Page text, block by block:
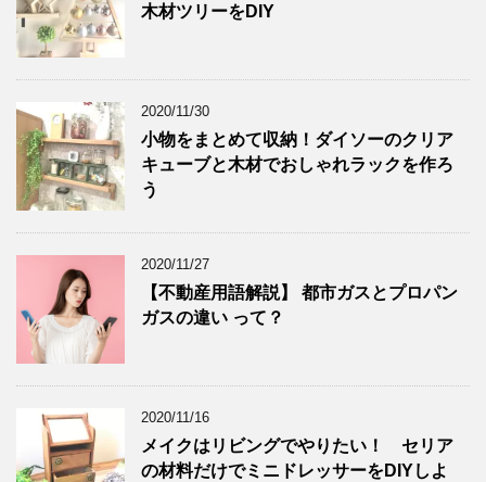
木材ツリーをDIY
2020/11/30
小物をまとめて収納！ダイソーのクリア
キューブと木材でおしゃれラックを作ろ
う
2020/11/27
【不動産用語解説】 都市ガスとプロパン
ガスの違い って？
2020/11/16
メイクはリビングでやりたい！ セリア
の材料だけでミニドレッサーをDIYしよ